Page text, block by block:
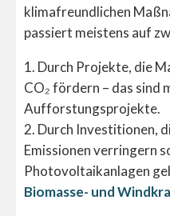
klimafreundlichen
passiert meistens auf
1. Durch Projekte, die
CO₂ fördern – das sind
Aufforstungsprojekte.
2. Durch Investitionen,
Emissionen verringern
Photovoltaikanlagen
Biomasse- und